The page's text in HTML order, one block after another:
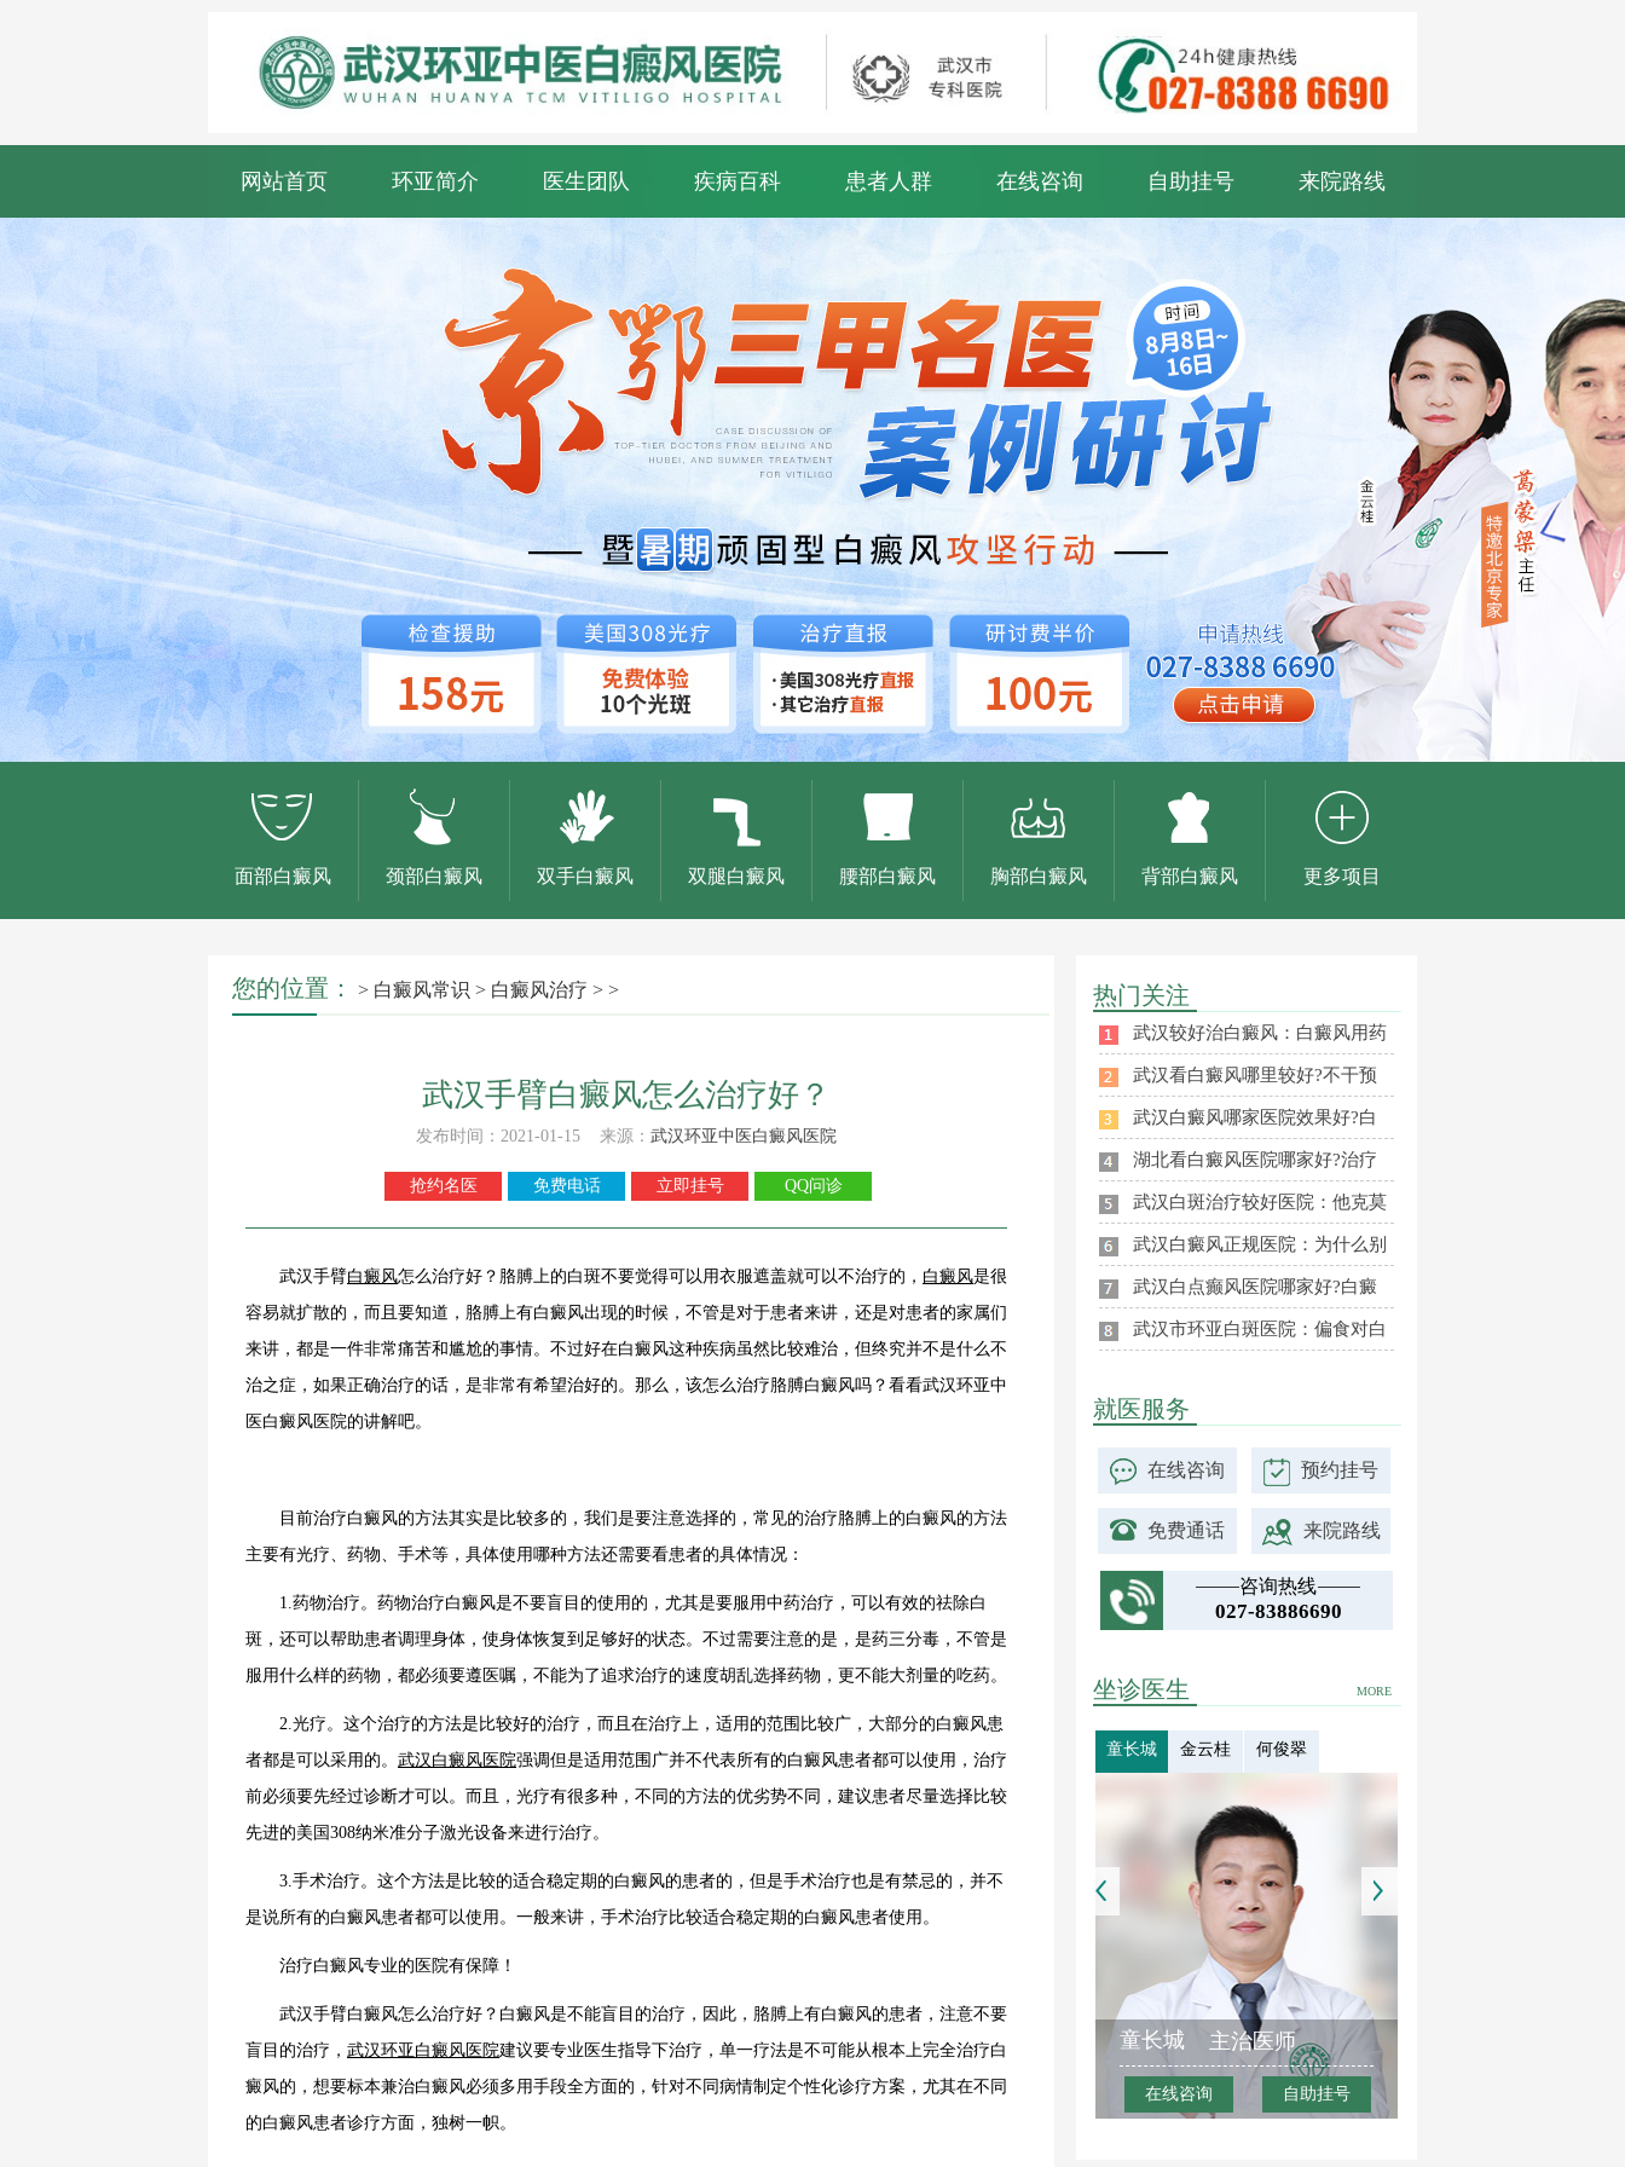
网站首页 环亚简介 医生团队 疾病百科 患者人群 在线咨询 自助挂号 来院路线
面部白癜风 颈部白癜风 双手白癜风 双腿白癜风 腰部白癜风 胸部白癜风 背部白癜风 更多项目
您的位置： > 白癜风常识 > 白癜风治疗 > >
武汉手臂白癜风怎么治疗好？
发布时间：2021-01-15 来源： 武汉环亚中医白癜风医院
抢约名医 免费电话 立即挂号 QQ问诊
武汉手臂白癜风怎么治疗好？胳膊上的白斑不要觉得可以用衣服遮盖就可以不治疗的， 白癜风是很
容易就扩散的，而且要知道，胳膊上有白癜风出现的时候，不管是对于患者来讲，还是对患者的家属们
来讲，都是一件非常痛苦和尴尬的事情。不过好在白癜风这种疾病虽然比较难治，但终究并不是什么不
治之症，如果正确治疗的话，是非常有希望治好的。那么，该怎么治疗胳膊白癜风吗？看看武汉环亚中
医白癜风医院的讲解吧。
目前治疗白癜风的方法其实是比较多的，我们是要注意选择的，常见的治疗胳膊上的白癜风的方法
主要有光疗、药物、手术等，具体使用哪种方法还需要看患者的具体情况：
1.药物治疗。药物治疗白癜风是不要盲目的使用的，尤其是要服用中药治疗，可以有效的祛除白
斑，还可以帮助患者调理身体，使身体恢复到足够好的状态。不过需要注意的是，是药三分毒，不管是
服用什么样的药物，都必须要遵医嘱，不能为了追求治疗的速度胡乱选择药物，更不能大剂量的吃药。
2.光疗。这个治疗的方法是比较好的治疗，而且在治疗上，适用的范围比较广，大部分的白癜风患
者都是可以采用的。 武汉白癜风医院强调但是适用范围广并不代表所有的白癜风患者都可以使用，治疗
前必须要先经过诊断才可以。而且，光疗有很多种，不同的方法的优劣势不同，建议患者尽量选择比较
先进的美国308纳米准分子激光设备来进行治疗。
3.手术治疗。这个方法是比较的适合稳定期的白癜风的患者的，但是手术治疗也是有禁忌的，并不
是说所有的白癜风患者都可以使用。一般来讲，手术治疗比较适合稳定期的白癜风患者使用。
治疗白癜风专业的医院有保障！
武汉手臂白癜风怎么治疗好？白癜风是不能盲目的治疗，因此，胳膊上有白癜风的患者，注意不要
盲目的治疗， 武汉环亚白癜风医院建议要专业医生指导下治疗，单一疗法是不可能从根本上完全治疗白
癜风的，想要标本兼治白癜风必须多用手段全方面的，针对不同病情制定个性化诊疗方案，尤其在不同
的白癜风患者诊疗方面，独树一帜。
热门关注
武汉较好治白癜风：白癜风用药
武汉看白癜风哪里较好?不干预
武汉白癜风哪家医院效果好?白
湖北看白癜风医院哪家好?治疗
武汉白斑治疗较好医院：他克莫
武汉白癜风正规医院：为什么别
武汉白点癫风医院哪家好?白癜
武汉市环亚白斑医院：偏食对白
就医服务
在线咨询 预约挂号
免费通话 来院路线
咨询热线
027-83886690
MORE
坐诊医生
童长城 金云桂 何俊翠
童长城 主治医师
在线咨询 自助挂号